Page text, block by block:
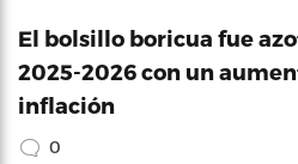
El bolsillo boricua fue
2025-2026 con un
inflación
0